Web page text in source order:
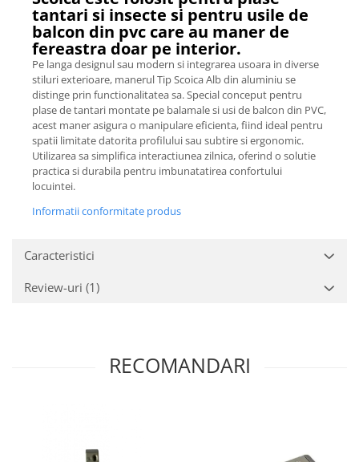
tantari si insecte si pentru usile de
balcon din pvc care au maner de
fereastra doar pe interior.
Pe langa designul sau modern si integrarea usoara in diverse
stiluri exterioare, manerul Tip Scoica Alb din aluminiu se
distinge prin functionalitatea sa. Special conceput pentru
plase de tantari montate pe balamale si usi de balcon din PVC,
acest maner asigura o manipulare eficienta, fiind ideal pentru
spatii limitate datorita profilului sau subtire si ergonomic.
Utilizarea sa simplifica interactiunea zilnica, oferind o solutie
practica si durabila pentru imbunatatirea confortului
locuintei.
Informatii conformitate produs
Caracteristici
Review-uri (1)
RECOMANDARI